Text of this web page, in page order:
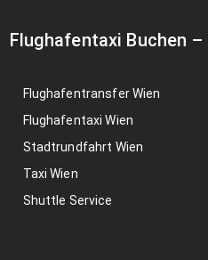
Flughafentaxi Buchen –
Flughafentransfer Wien
Flughafentaxi Wien
Stadtrundfahrt Wien
Taxi Wien
Shuttle Service